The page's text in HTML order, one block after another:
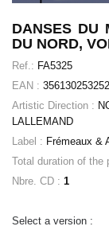
DANSES DU
DU NORD,
Ref.: FA5325
EAN :
Artistic Direction :
LALLEMAND
Label : Frémeaux &
Total duration of the
Nbre. CD : 1
Select a version :